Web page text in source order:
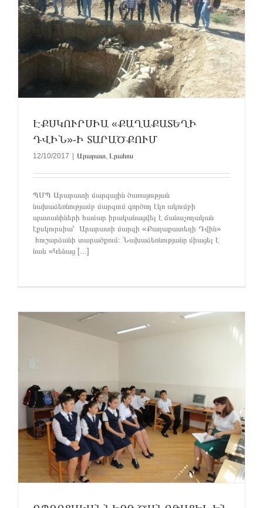
ԷՔՍԿՈՒՐՍԻԱ «ՔԱՂԱՔԱՏԵՂԻ
ԴՎԻՆ»-Ի ՏԱՐԱԾՔՈՒՄ
12/10/2017 Արարատ, Լրահոս
ՊՄՊ Արարատի մարզային ծառայության
նախաձեռնությամբ մարզում գործող էկո ակումբի
պատանիների համար իրականացվել է ճանաչողական
էքսկուրսիա՝ Արարատի մարզի «Քաղաքատեղի Դվին»
հուշարձանի տարածքում։ Նախաձեռնությանը միացել է
նաև «Կենաց [...]